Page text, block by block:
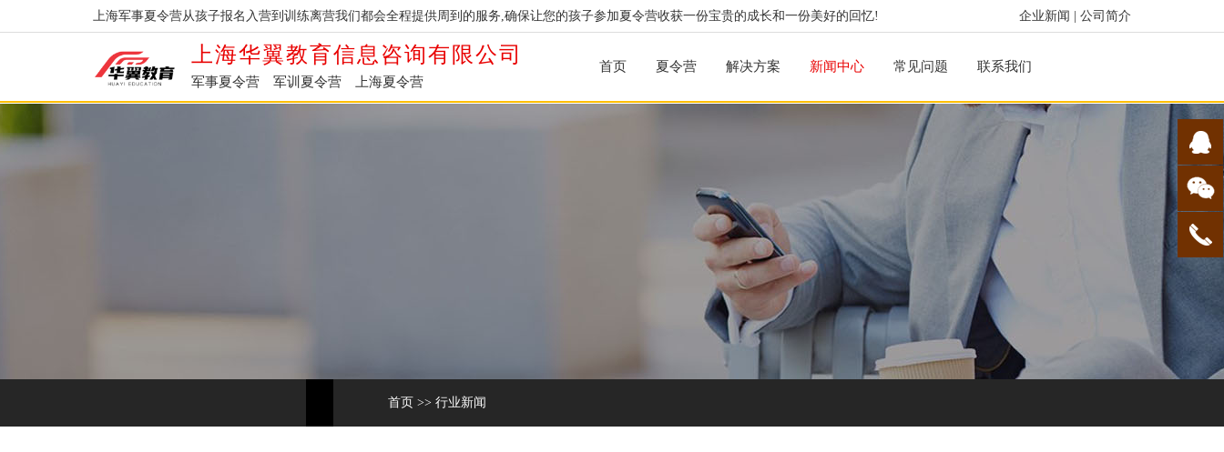
企业新闻 公司简介
上海军事夏令营从孩子报名入营到训练离营我们都会全程提供周到的服务,确保让您的孩子参加夏令营收获一份宝贵的成长和一份美好的回忆!
上海华翼教育信息咨询有限公司
军事夏令营 军训夏令营 上海夏令营
首页 夏令营 解决方案 新闻中心 常见问题 联系我们
首页 >> 行业新闻